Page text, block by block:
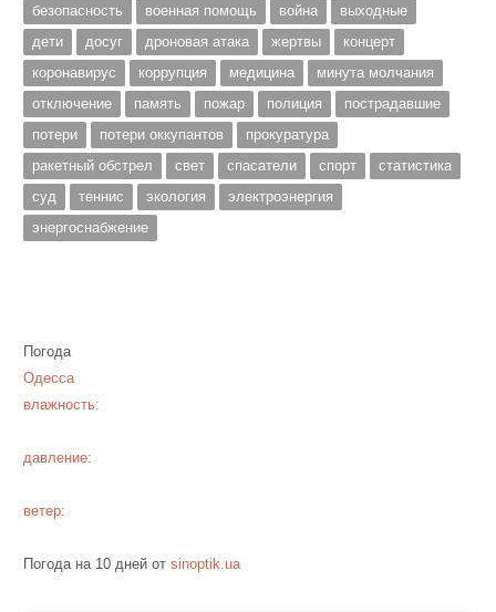
безопасность
военная помощь война
выходные
дети
досуг дроновая атака жертвы
концерт
коронавирус
коррупция медицина
минута молчания
отключение
память пожар полиция
пострадавшие
потери
потери оккупантов
прокуратура
ракетный обстрел
свет спасатели спорт
статистика
суд
теннис экология
электроэнергия
энергоснабжение
Погода
Одесса
влажность:
давление:
ветер:
Погода на 10 дней от sinoptik.ua